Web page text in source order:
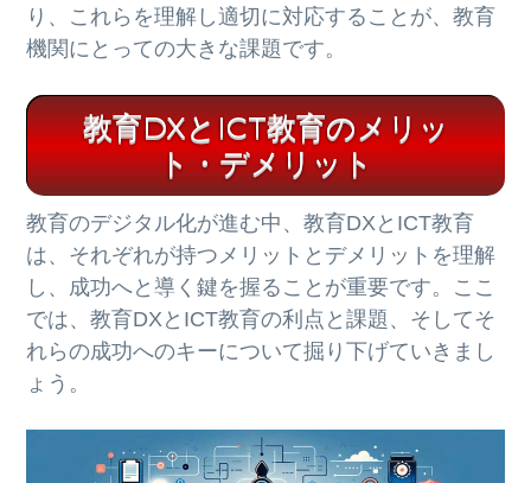
り、これらを理解し適切に対応することが、教育
機関にとっての大きな課題です。
教育DXとICT教育のメリッ
ト・デメリット
教育のデジタル化が進む中、教育DXとICT教育
は、それぞれが持つメリットとデメリットを理解
し、成功へと導く鍵を握ることが重要です。ここ
では、教育DXとICT教育の利点と課題、そしてそ
れらの成功へのキーについて掘り下げていきまし
ょう。